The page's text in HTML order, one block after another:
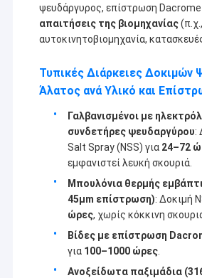
ψευδάργυρος, επίστρωση
απαιτήσεις της βιομηχανίας(π.χ.,
αυτοκινητοβιομηχανία,
Τυπικές Διάρκειες Δοκιμών
Άλατος ανά Υλικό και
Γαλβανισμένοι με
συνδετήρες ψευδαργύρου:
Salt Spray (NSS) για 24–72
εμφανιστεί λευκή σκουριά.
Μπουλόνια θερμής
45μm επίστρωση): Δοκιμή
ώρες, χωρίς κόκκινη
Βίδες με επίστρωση
για 100–1000 ώρες.
Ανοξείδωτα παξιμάδια